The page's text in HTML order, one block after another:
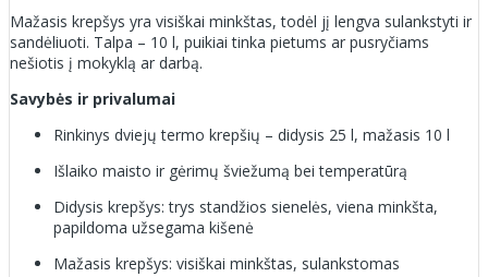
Mažasis krepšys yra visiškai minkštas, todėl jį lengva sulankstyti ir
sandėliuoti. Talpa – 10 l, puikiai tinka pietums ar pusryčiams
nešiotis į mokyklą ar darbą.
Savybės ir privalumai
Rinkinys dviejų termo krepšių – didysis 25 l, mažasis 10 l
Išlaiko maisto ir gėrimų šviežumą bei temperatūrą
Didysis krepšys: trys standžios sienelės, viena minkšta,
papildoma užsegama kišenė
Mažasis krepšys: visiškai minkštas, sulankstomas